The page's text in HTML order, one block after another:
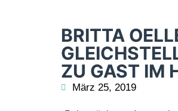
BRITTA
ZU GAST IM
März 25, 2019